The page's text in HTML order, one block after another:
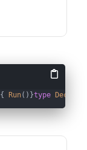
Run()}type